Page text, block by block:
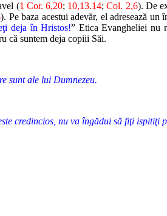
(1 Cor. 6,20; 10,13.14;Col. 2,6). De
). Pe baza acestui adevăr, el adresează un
deja în Hristos!” Etica Evangheliei nu
că suntem deja copiii Săi.
sunt ale lui Dumnezeu.
credincios, nu va îngădui să fiţi